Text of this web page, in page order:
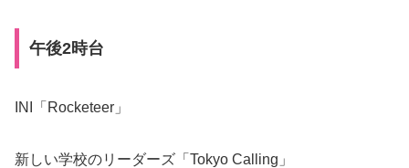
午後2時台
INI「Rocketeer」
新しい学校のリーダーズ「Tokyo Calling」